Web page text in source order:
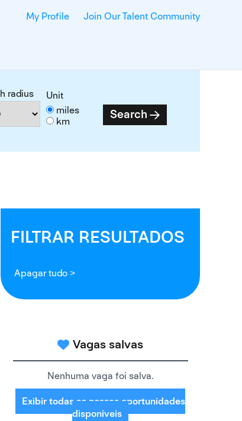
My Profile Join Our Talent Community
radius
Unit
miles
km
Search
FILTRAR RESULTADOS
Apagar tudo >
Vagas salvas
Nenhuma vaga foi salva.
Exibir todas as nossas oportunidades
disponíveis